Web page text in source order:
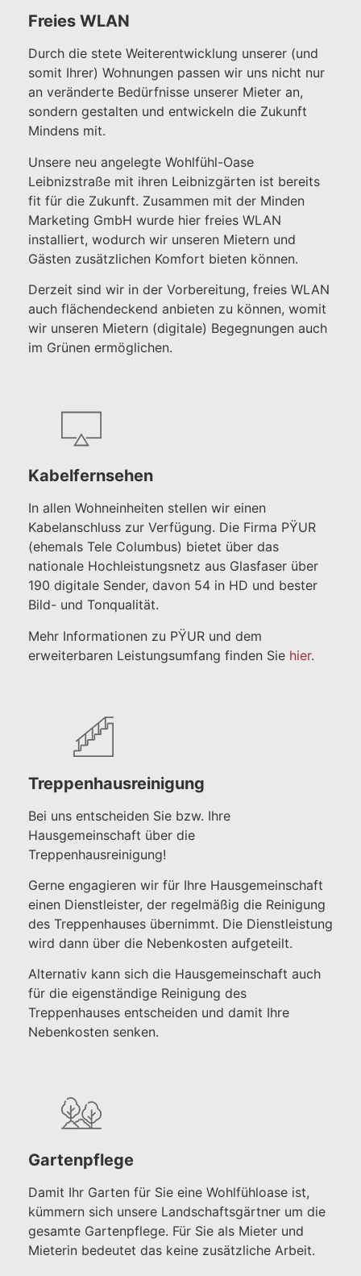
Freies WLAN
Durch die stete Weiterentwicklung unserer (und
somit Ihrer) Wohnungen passen wir uns nicht nur
an veränderte Bedürfnisse unserer Mieter an,
sondern gestalten und entwickeln die Zukunft
Mindens mit.
Unsere neu angelegte Wohlfühl-Oase
Leibnizstraße mit ihren Leibnizgärten ist bereits
fit für die Zukunft. Zusammen mit der Minden
Marketing GmbH wurde hier freies WLAN
installiert, wodurch wir unseren Mietern und
Gästen zusätzlichen Komfort bieten können.
Derzeit sind wir in der Vorbereitung, freies WLAN
auch flächendeckend anbieten zu können, womit
wir unseren Mietern (digitale) Begegnungen auch
im Grünen ermöglichen.
Kabelfernsehen
In allen Wohneinheiten stellen wir einen
Kabelanschluss zur Verfügung. Die Firma PŸUR
(ehemals Tele Columbus) bietet über das
nationale Hochleistungsnetz aus Glasfaser über
190 digitale Sender, davon 54 in HD und bester
Bild- und Tonqualität.
Mehr Informationen zu PŸUR und dem
erweiterbaren Leistungsumfang finden Sie hier.
Treppenhausreinigung
Bei uns entscheiden Sie bzw. Ihre
Hausgemeinschaft über die
Treppenhausreinigung!
Gerne engagieren wir für Ihre Hausgemeinschaft
einen Dienstleister, der regelmäßig die Reinigung
des Treppenhauses übernimmt. Die Dienstleistung
wird dann über die Nebenkosten aufgeteilt.
Alternativ kann sich die Hausgemeinschaft auch
für die eigenständige Reinigung des
Treppenhauses entscheiden und damit Ihre
Nebenkosten senken.
Gartenpflege
Damit Ihr Garten für Sie eine Wohlfühloase ist,
kümmern sich unsere Landschaftsgärtner um die
gesamte Gartenpflege. Für Sie als Mieter und
Mieterin bedeutet das keine zusätzliche Arbeit.